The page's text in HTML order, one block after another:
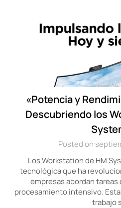
«Potencia y
Descubriendo los
Posted on
Los Workstation de HM
tecnológica que ha
empresas abordan
procesamiento intensivo.
trabajo